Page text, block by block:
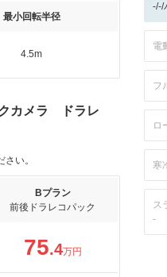
最小回転半径
4.5m
カメラ ドラレ
い。
Bプラン
前後ドラレコパック
75.4万円
-/-/
電
フ
ロ
寒
ス
-